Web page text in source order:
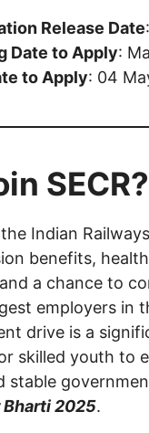
Release Date
Date to Apply:
to Apply: 04
SECR?
Indian
benefits,
a chance to
employers in
drive is a
skilled youth to
stable
Bharti 2025.